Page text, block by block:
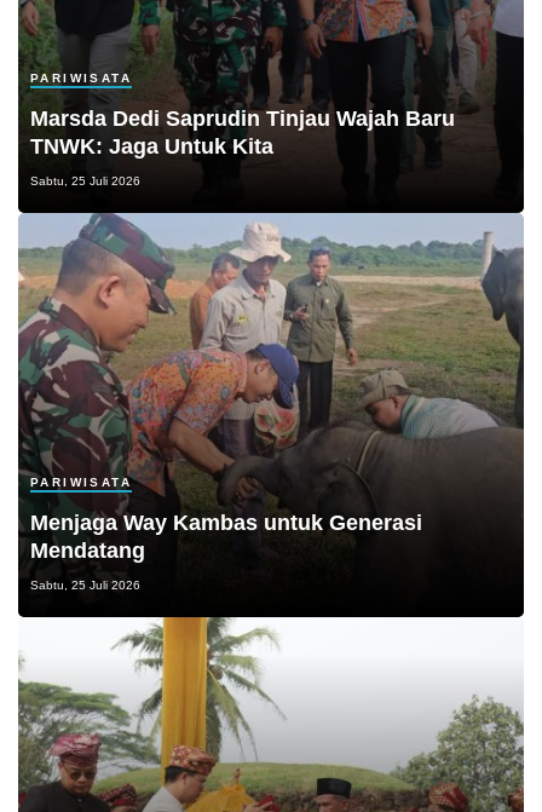
PARIWISATA
Marsda Dedi Saprudin Tinjau Wajah Baru
TNWK: Jaga Untuk Kita
Sabtu, 25 Juli 2026
PARIWISATA
Menjaga Way Kambas untuk Generasi
Mendatang
Sabtu, 25 Juli 2026